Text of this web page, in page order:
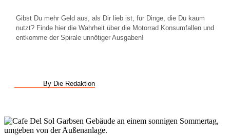
Gibst Du mehr Geld aus, als Dir lieb ist, für Dinge, die Du kaum
nutzt? Finde hier die Wahrheit über die Motorrad Konsumfallen und
entkomme der Spirale unnötiger Ausgaben!
By Die Redaktion